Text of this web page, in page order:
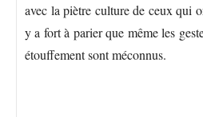
avec la piètre culture de ceux qui
y a fort à parier que même les
étouffement sont méconnus.